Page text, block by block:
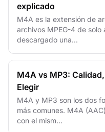
explicado
M4A es la extensión de
archivos MPEG-4 de solo
descargado una...
M4A vs MP3:
Elegir
M4A y MP3 son los dos
más comunes. M4A
con el mism...